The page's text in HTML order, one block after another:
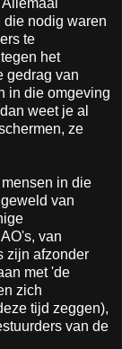
die nodig waren
te
het
gedrag van
in die omgeving
weet je al
ze
in die
van
van
zijn afzonder
met 'de
zich
tijd zeggen),
van de